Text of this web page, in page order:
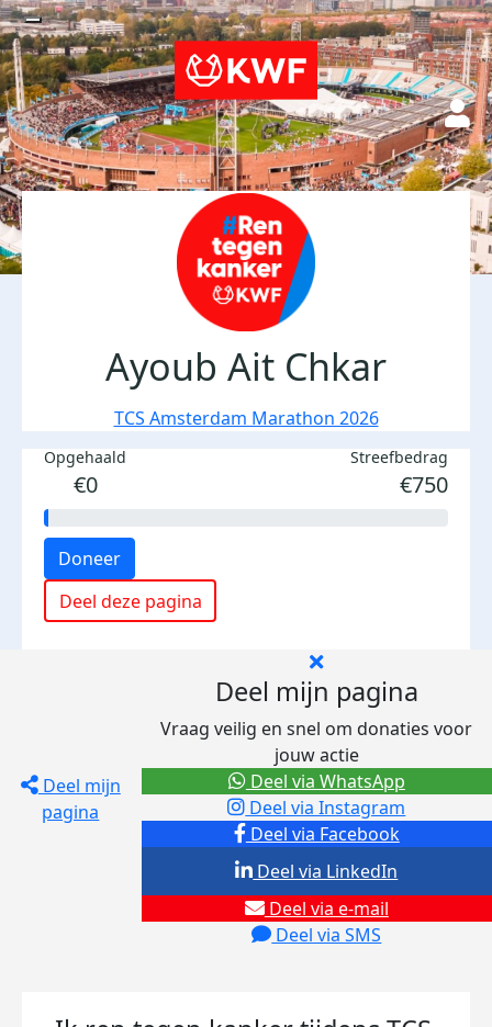
Ayoub Ait Chkar
TCS Amsterdam Marathon 2026
Opgehaald
€0
Streefbedrag
€750
Doneer
Deel deze pagina
Deel mijn
pagina
Deel mijn pagina
Vraag veilig en snel om donaties voor
jouw actie
Deel via Facebook
Deel via Instagram
Deel via e-mail
Deel via SMS
Deel via LinkedIn
Deel via WhatsApp